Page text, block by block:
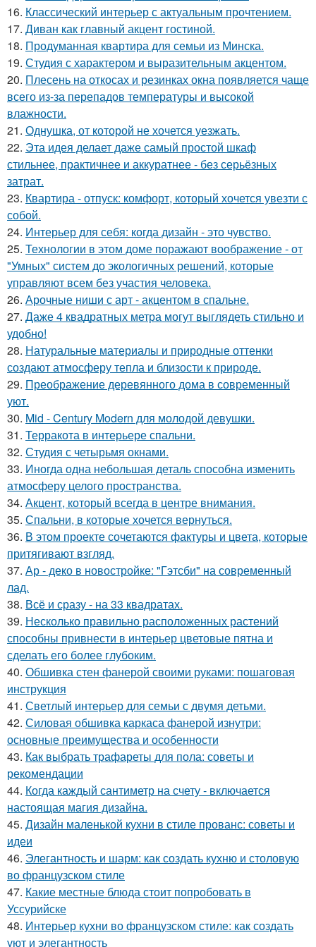
16. Классический интерьер с актуальным прочтением.
17. Диван как главный акцент гостиной.
18. Продуманная квартира для семьи из Минска.
19. Студия с характером и выразительным акцентом.
20. Плесень на откосах и резинках окна появляется чаще
всего из-за перепадов температуры и высокой
влажности.
21. Однушка, от которой не хочется уезжать.
22. Эта идея делает даже самый простой шкаф
стильнее, практичнее и аккуратнее - без серьёзных
затрат.
23. Квартира - отпуск: комфорт, который хочется увезти с
собой.
24. Интерьер для себя: когда дизайн - это чувство.
25. Технологии в этом доме поражают воображение - от
"Умных" систем до экологичных решений, которые
управляют всем без участия человека.
26. Арочные ниши с арт - акцентом в спальне.
27. Даже 4 квадратных метра могут выглядеть стильно и
удобно!
28. Натуральные материалы и природные оттенки
создают атмосферу тепла и близости к природе.
29. Преображение деревянного дома в современный
уют.
30. Mid - Century Modern для молодой девушки.
31. Терракота в интерьере спальни.
32. Студия с четырьмя окнами.
33. Иногда одна небольшая деталь способна изменить
атмосферу целого пространства.
34. Акцент, который всегда в центре внимания.
35. Спальни, в которые хочется вернуться.
36. В этом проекте сочетаются фактуры и цвета, которые
притягивают взгляд.
37. Ар - деко в новостройке: "Гэтсби" на современный
лад.
38. Всё и сразу - на 33 квадратах.
39. Несколько правильно расположенных растений
способны привнести в интерьер цветовые пятна и
сделать его более глубоким.
40. Обшивка стен фанерой своими руками: пошаговая
инструкция
41. Светлый интерьер для семьи с двумя детьми.
42. Силовая обшивка каркаса фанерой изнутри:
основные преимущества и особенности
43. Как выбрать трафареты для пола: советы и
рекомендации
44. Когда каждый сантиметр на счету - включается
настоящая магия дизайна.
45. Дизайн маленькой кухни в стиле прованс: советы и
идеи
46. Элегантность и шарм: как создать кухню и столовую
во французском стиле
47. Какие местные блюда стоит попробовать в
Уссурийске
48. Интерьер кухни во французском стиле: как создать
уют и элегантность